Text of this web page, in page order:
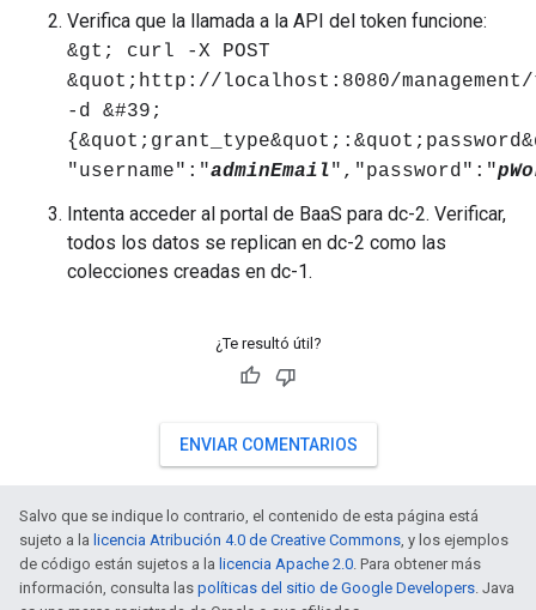
Verifica que la llamada a la API del token funcione:
&gt; curl -X POST
&quot;http://localhost:8080/
-d &#39;
"username":"adminEmail","password":"
Intenta acceder al portal de BaaS para dc-2. Verificar,
todos los datos se replican en dc-2 como las
colecciones creadas en dc-1.
¿Te resultó útil?
ENVIAR COMENTARIOS
Salvo que se indique lo contrario, el contenido de esta página está
sujeto a la licencia Atribución 4.0 de Creative Commons, y los ejemplos
de código están sujetos a la licencia Apache 2.0. Para obtener más
información, consulta las políticas del sitio de Google Developers. Java